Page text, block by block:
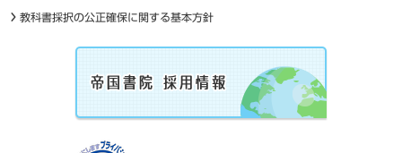
教科書採択の公正確保に関する基本方針